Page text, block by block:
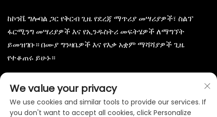
ከኮንቬ ግሎባል ጋር የቅርብ ጊዜ የደረጃ ማጥሪያ መሣሪያዎች፣ ስልፕ
ፋርሚንግ መሣሪያዎች እና የኢንዱስትሪ መፍትሄዎች ለማግኘት
ይመዝገቡ። በሙያ ግንዛቤዎች እና የእቃ አቋም ማሻሻያዎች ጊዜ
የተቆጠሩ ይሁኑ።
We value your privacy
We use cookies and similar tools to provide our services. If
you don't want to accept all cookies, click Personalize